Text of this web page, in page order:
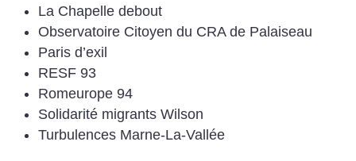
La Chapelle debout
Observatoire Citoyen du CRA de Palaiseau
Paris d’exil
RESF 93
Romeurope 94
Solidarité migrants Wilson
Turbulences Marne-La-Vallée